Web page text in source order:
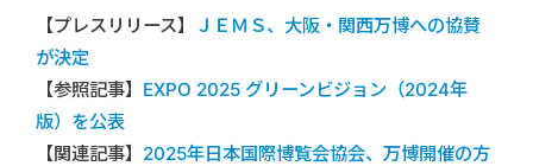
【プレスリリース】
ＪＥＭＳ、大阪・関西万博への協賛
が決定
【参照記事】 EXPO 2025 グリーンビジョン（2024年
版）を公表
【関連記事】 2025年日本国際博覧会協会、万博開催の方